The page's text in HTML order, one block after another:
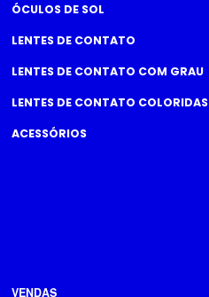
ÓCULOS DE SOL
LENTES DE CONTATO
LENTES DE CONTATO COM GRAU
LENTES DE CONTATO COLORIDAS
ACESSÓRIOS
VENDAS